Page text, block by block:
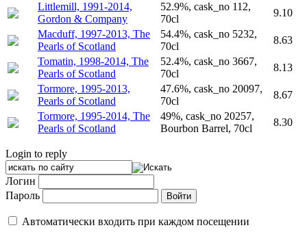
Littlemill, 1991-2014,
Gordon & Company
52.9%, cask_no 112,
70cl
9.10
Macduff, 1997-2013, The
Pearls of Scotland
54.4%, cask_no 5232,
70cl
8.63
Tomatin, 1998-2014, The
Pearls of Scotland
52.4%, cask_no 3667,
70cl
8.13
Tormore, 1995-2013,
Pearls of Scotland
47.6%, cask_no 20097,
70cl
8.67
Tormore, 1995-2014, The
Pearls of Scotland
49%, cask_no 20257,
Bourbon Barrel, 70cl
8.30
Login to reply
Логин
Пароль
Автоматически входить при каждом посещении